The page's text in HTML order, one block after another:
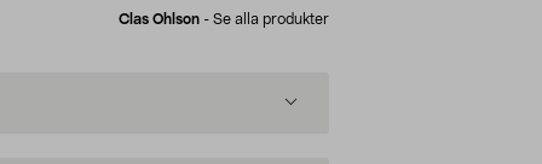
Clas Ohlson - Se alla produkter